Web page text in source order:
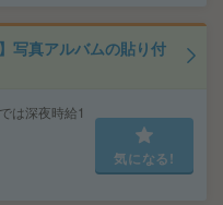
写真アルバムの貼り付
は深夜時給1
気になる!